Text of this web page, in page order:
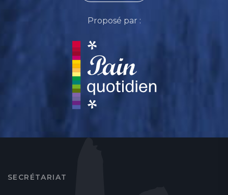
Proposé par :
SECRÉTARIAT